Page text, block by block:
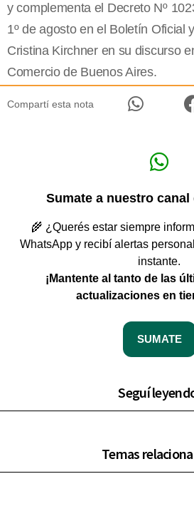
y complementa el Decreto Nº
1º de agosto en el Boletín Oficial
Cristina Kirchner en su discurso
Comercio de Buenos Aires.
Compartí esta nota
Sumate a nuestro canal
🌾 ¿Querés estar siempre
WhatsApp y recibí alertas
instante.
¡Mantente al tanto de las
actualizaciones en
SUMATE
Seguí
Temas